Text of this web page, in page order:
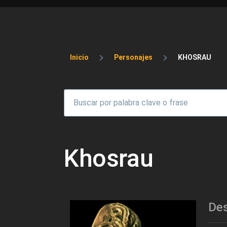
Sobrescribir enlaces
Inicio Personajes KHOSRAU
Khosrau